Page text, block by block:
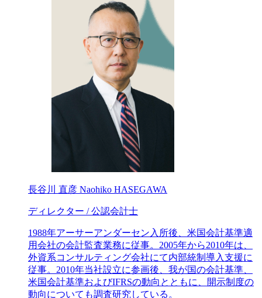
長谷川 直彦 Naohiko HASEGAWA
ディレクター / 公認会計士
1988年アーサーアンダーセン入所後、米国会計基準適
用会社の会計監査業務に従事。2005年から2010年は、
外資系コンサルティング会社にて内部統制導入支援に
従事。2010年当社設立に参画後、我が国の会計基準、
米国会計基準およびIFRSの動向とともに、開示制度の
動向についても調査研究している。